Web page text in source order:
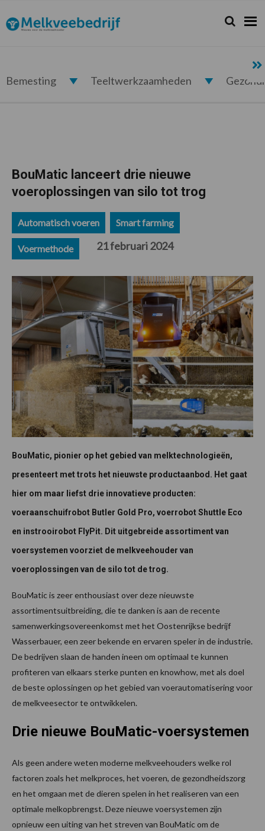
de
hoofdnavigatie
de
hoofd
de
eerste
de
voettekst
Melkveebedrijf.nl Zoeken...
Zoek
Bemesting Teeltwerkzaamheden
BouMatic lanceert drie nieuwe
voeroplossingen van silo tot trog
Automatisch voeren Smart farming
Voermethode 21 februari 2024
BouMatic, pionier op het gebied van melktechnologieën,
presenteert met trots het nieuwste productaanbod. Het gaat
hier om maar liefst drie innovatieve producten:
voeraanschuifrobot Butler Gold Pro, voerrobot Shuttle Eco
en instrooirobot FlyPit. Dit uitgebreide assortiment van
voersystemen voorziet de melkveehouder van
voeroplossingen van de silo tot de trog.
BouMatic is zeer enthousiast over deze nieuwste
assortimentsuitbreiding, die te danken is aan de recente
samenwerkingsovereenkomst met het Oostenrijkse bedrijf
Wasserbauer, een zeer bekende en ervaren speler in de industrie.
De bedrijven slaan de handen ineen om optimaal te kunnen
profiteren van elkaars sterke punten en knowhow, met als doel
de beste oplossingen op het gebied van voerautomatisering voor
de melkveesector te ontwikkelen.
Drie nieuwe BouMatic-voersystemen
Als geen andere weten moderne melkveehouders welke rol
factoren zoals het melkproces, het voeren, de gezondheidszorg
en het omgaan met de dieren spelen in het realiseren van een
optimale melkopbrengst. Deze nieuwe voersystemen zijn
opnieuw een uiting van het streven van BouMatic om de